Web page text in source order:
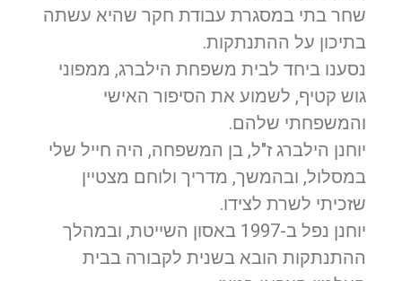
שחר בתי במסגרת עבודת חקר שהיא עשתה
בתיכון על ההתנתקות.
נסענו ביחד לבית משפחת הילברג, ממפוני
גוש קטיף, לשמוע את הסיפור האישי
והמשפחתי שלהם.
יוחנן הילברג ז"ל, בן המשפחה, היה חייל שלי
במסלול, ובהמשך, מדריך ולוחם מצטיין
שזכיתי לשרת לצידו.
יוחנן נפל ב-1997 באסון השייטת, ובמהלך
ההתנתקות הובא בשנית לקבורה בבית